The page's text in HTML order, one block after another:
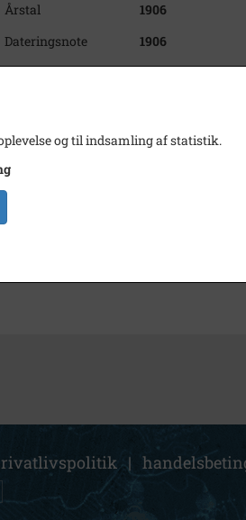
Årstal
1906
Dateringsnote
1906
Fotograf
Ukendt
Kontakt arkivet
Søg videre i Kalundborg Lokalarkiv
Ladegården, Kalundborg
|
og til indsamling af statistik.